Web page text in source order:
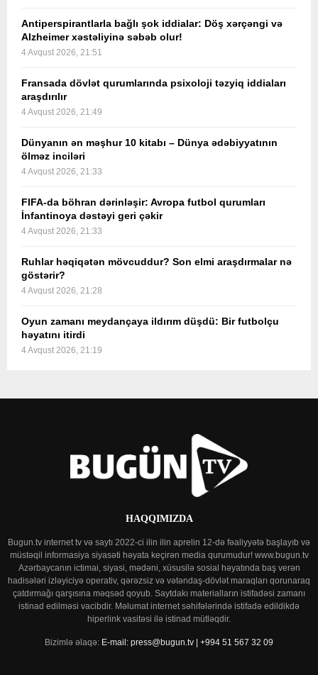
Antiperspirantlarla bağlı şok iddialar: Döş xərçəngi və
Alzheimer xəstəliyinə səbəb olur!
4 Avqust 2026, 21:51
Fransada dövlət qurumlarında psixoloji təzyiq iddiaları
araşdırılır
4 Avqust 2026, 21:49
Dünyanın ən məşhur 10 kitabı – Dünya ədəbiyyatının
ölməz inciləri
4 Avqust 2026, 21:33
FIFA-da böhran dərinləşir: Avropa futbol qurumları
İnfantinoya dəstəyi geri çəkir
4 Avqust 2026, 21:33
Ruhlar həqiqətən mövcuddur? Son elmi araşdırmalar nə
göstərir?
4 Avqust 2026, 21:28
Oyun zamanı meydançaya ildırım düşdü: Bir futbolçu
həyatını itirdi
4 Avqust 2026, 21:19
HAQQIMIZDA
Bugun.tv internet tv və saytı 2022-ci ilin ilin aprelin 12-də fəaliyyətə başlayıb və
müstəqil informasiya siyasəti həyata keçirən media qurumudur! www.bugun.tv
Azərbaycanın ictimai, siyasi, mədəni, xüsusilə sosial həyatında baş verən
hadisələri izləyiciyə operativ, qərəzsiz və vətəndaş-dövlət maraqları qorunaraq
çatdırmağı qarşısına məqsəd qoyub. Saytdakı materialların istifadəsi zamanı
istinad edilməsi vacibdir. Məlumat internet səhifələrində istifadə edildikdə
hiperlink vasitəsi ilə istinad mütləqdir.
Bizimlə əlaqə: E-mail: press@bugun.tv | +994 51 567 32 09